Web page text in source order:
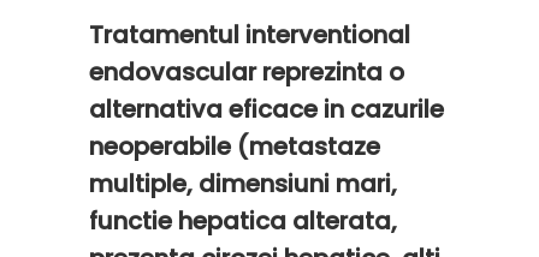
Tratamentul interventional
endovascular reprezinta o
alternativa eficace in cazurile
neoperabile (metastaze
multiple, dimensiuni mari,
functie hepatica alterata,